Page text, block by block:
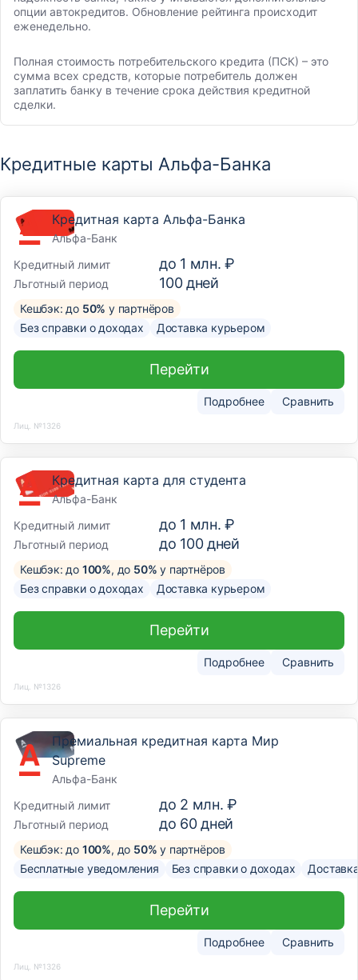
опции автокредитов. Обновление рейтинга происходит
еженедельно.
Полная стоимость потребительского кредита (ПСК) – это
сумма всех средств, которые потребитель должен
заплатить банку в течение срока действия кредитной
сделки.
Кредитные карты Альфа-Банка
Кредитная карта Альфа-Банка
Альфа-Банк
Кредитный лимит
до 1 млн. ₽
Льготный период 100дней
Кешбэк: до 50% у партнёров
Без справки о доходах
Доставка курьером
Подробнее Сравнить
Перейти
Лиц. №1326
Кредитная карта для студента
Альфа-Банк
Кредитный лимит
до 1 млн. ₽
Льготный период до 100дней
Кешбэк: до 100%, до 50% у партнёров
Без справки о доходах
Доставка курьером
Подробнее Сравнить
Перейти
Лиц. №1326
Премиальная кредитная карта Мир
Supreme
Альфа-Банк
Кредитный лимит
до 2 млн. ₽
Льготный период до 60дней
Кешбэк: до 100%, до 50% у партнёров
Бесплатные уведомления
Без справки о доходах
Подробнее Сравнить
Перейти
Лиц. №1326